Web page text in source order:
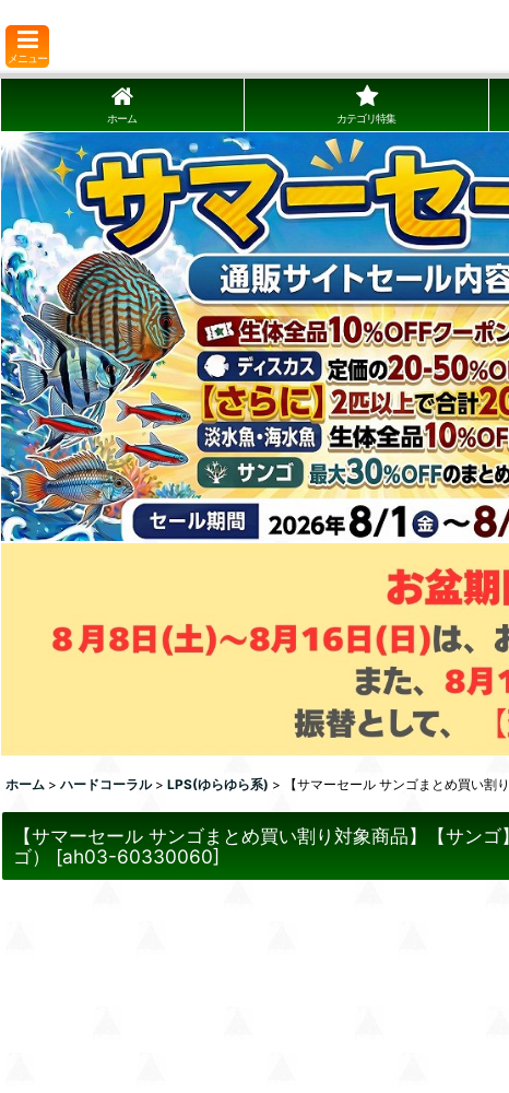
メニュー
ホーム カテゴリ特集
ホーム > ハードコーラル > LPS(ゆらゆら系) > 【サマーセール サンゴまとめ買い
【サマーセール サンゴまとめ買い割り対象商品】【サン
ゴ）
[ah03-60330060]